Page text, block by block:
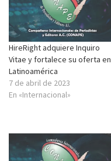
HireRight adquiere Inquiro
Vitae y fortalece su oferta en
Latinoamérica
7 de abril de 2023
En «Internacional»